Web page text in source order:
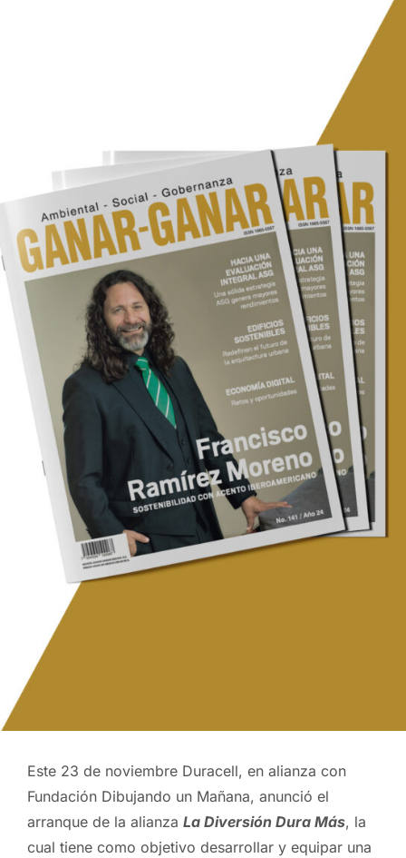
Este 23 de noviembre Duracell, en alianza con
Fundación Dibujando un Mañana, anunció el
arranque de la alianza La Diversión Dura Más, la
cual tiene como objetivo desarrollar y equipar una